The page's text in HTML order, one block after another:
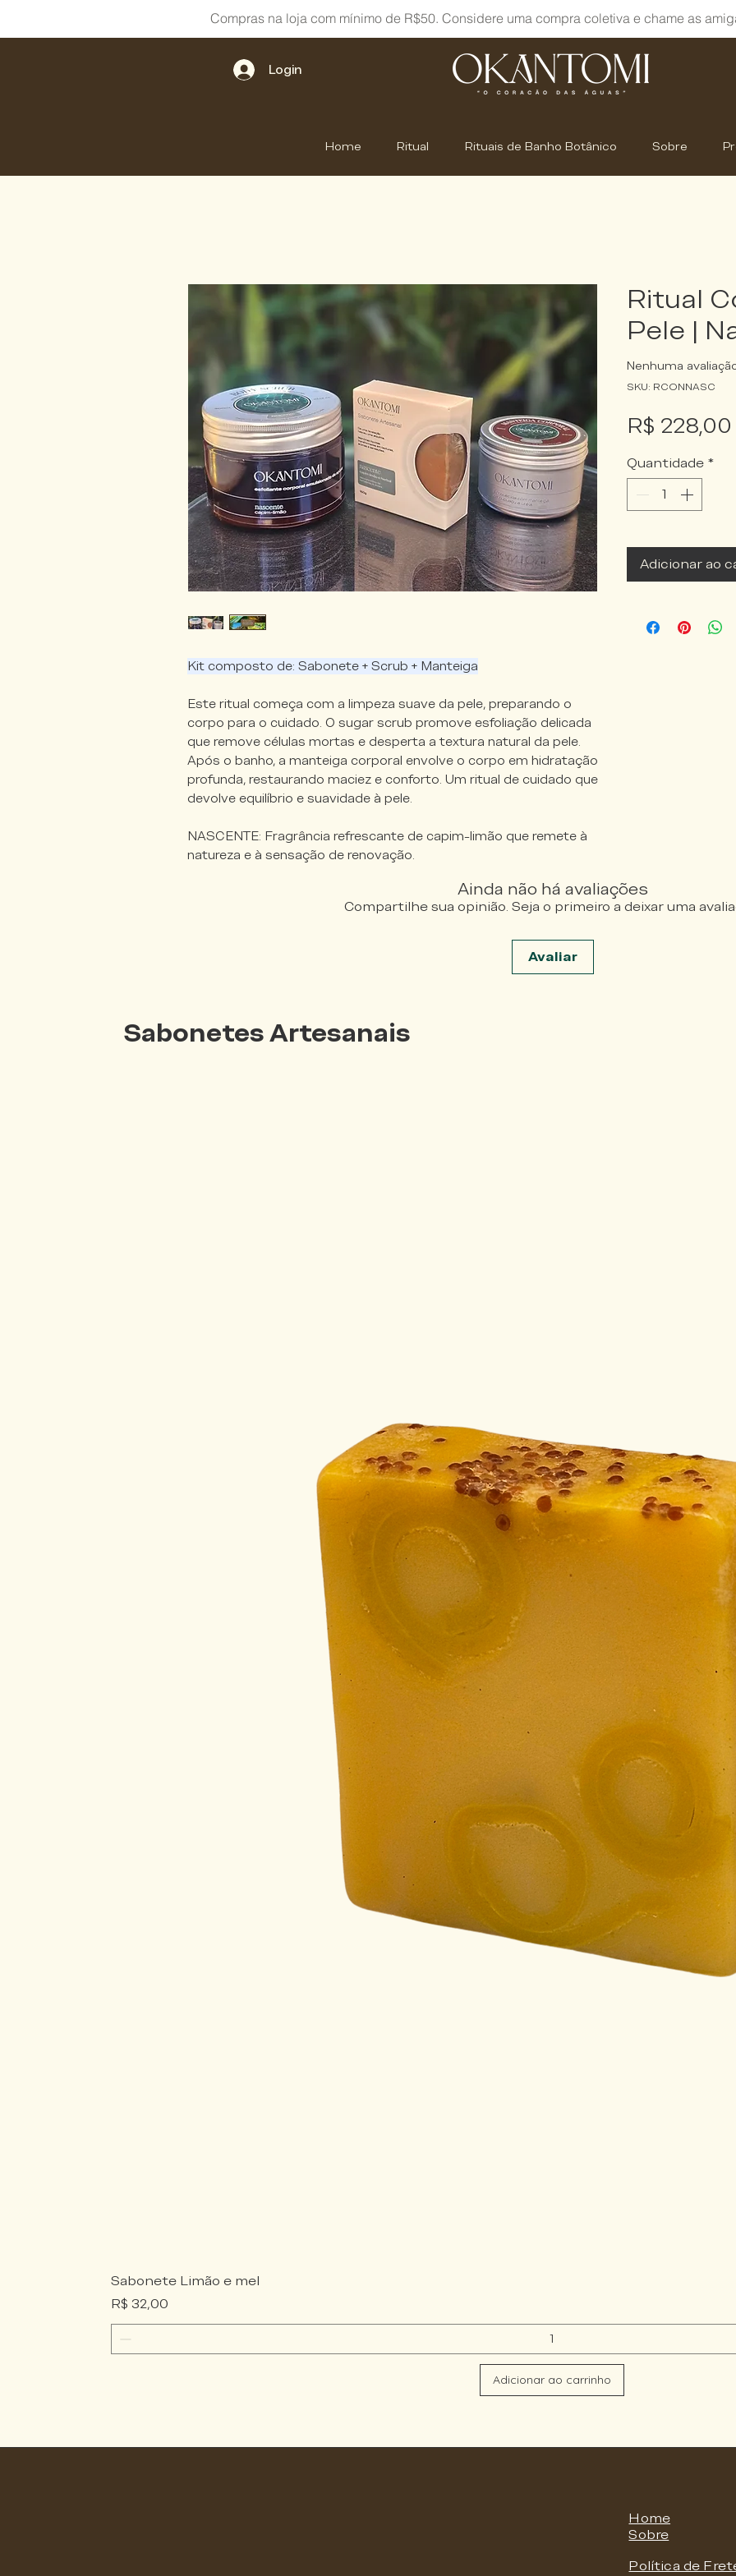
Compras na loja com mínimo de R$50. Considere uma compra coletiva e chame as
Login
Home Ritual Rituais de Banho Botânico Sobre
Kit composto de: Sabonete + Scrub + Manteiga
Este ritual começa com a limpeza suave da pele, preparando o
corpo para o cuidado. O sugar scrub promove esfoliação delicada
que remove células mortas e desperta a textura natural da pele.
Após o banho, a manteiga corporal envolve o corpo em hidratação
profunda, restaurando maciez e conforto. Um ritual de cuidado que
devolve equilíbrio e suavidade à pele.
NASCENTE: Fragrância refrescante de capim-limão que remete à
natureza e à sensação de renovação.
Ritual
Pele |
Nenhuma
SKU: RCONNASC
R$ 228,00
Quantidade *
Adicionar ao
Ainda não há avaliações
Compartilhe sua opinião. Seja o primeiro a deixar uma
Avaliar
Sabonetes Artesanais
Sabonete Limão e mel
Preço
R$ 32,00
Adicionar ao carrinho
Home
Sobre
Política de